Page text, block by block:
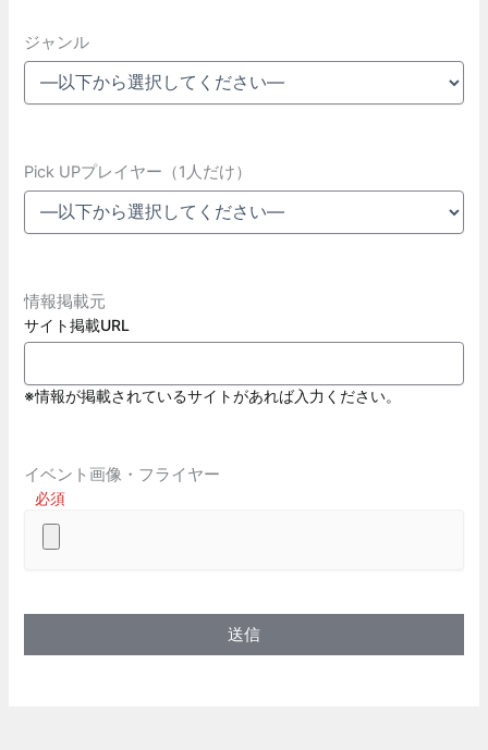
ジャンル
Pick UPプレイヤー（1人だけ）
情報掲載元
サイト掲載URL
※情報が掲載されているサイトがあれば入力ください。
イベント画像・フライヤー
必須